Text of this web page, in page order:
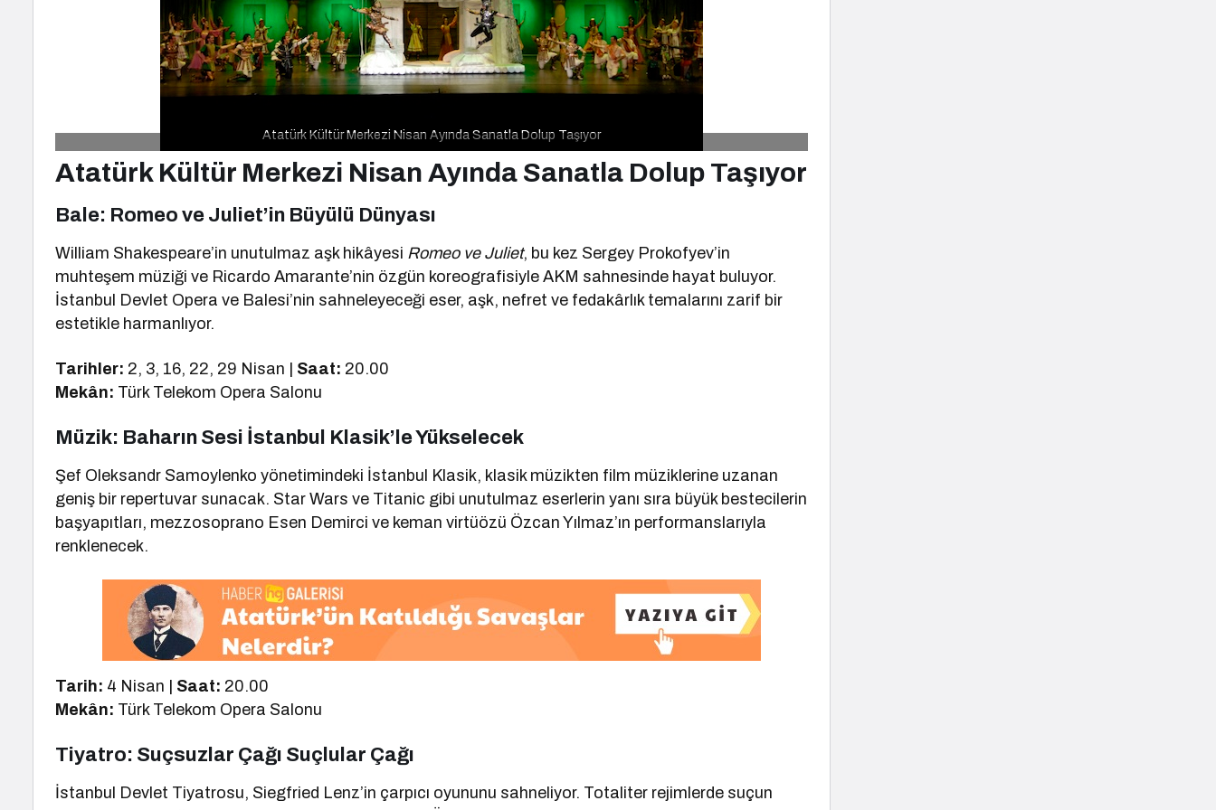
Atatürk Kültür Merkezi Nisan Ayında Sanatla Dolup Taşıyor
Atatürk Kültür Merkezi Nisan Ayında Sanatla Dolup Taşıyor
Bale: Romeo ve Juliet’in Büyülü Dünyası
William Shakespeare’in unutulmaz aşk hikâyesi Romeo ve Juliet, bu kez Sergey Prokofyev’in
muhteşem müziği ve Ricardo Amarante’nin özgün koreografisiyle AKM sahnesinde hayat buluyor.
İstanbul Devlet Opera ve Balesi’nin sahneleyeceği eser, aşk, nefret ve fedakârlık temalarını zarif bir
estetikle harmanlıyor.
Tarihler: 2, 3, 16, 22, 29 Nisan | Saat: 20.00
Mekân: Türk Telekom Opera Salonu
Müzik: Baharın Sesi İstanbul Klasik’le Yükselecek
Şef Oleksandr Samoylenko yönetimindeki İstanbul Klasik, klasik müzikten film müziklerine uzanan
geniş bir repertuvar sunacak. Star Wars ve Titanic gibi unutulmaz eserlerin yanı sıra büyük bestecilerin
başyapıtları, mezzosoprano Esen Demirci ve keman virtüözü Özcan Yılmaz’ın performanslarıyla
renklenecek.
Tarih: 4 Nisan | Saat: 20.00
Mekân: Türk Telekom Opera Salonu
Tiyatro: Suçsuzlar Çağı Suçlular Çağı
İstanbul Devlet Tiyatrosu, Siegfried Lenz’in çarpıcı oyununu sahneliyor. Totaliter rejimlerde suçun